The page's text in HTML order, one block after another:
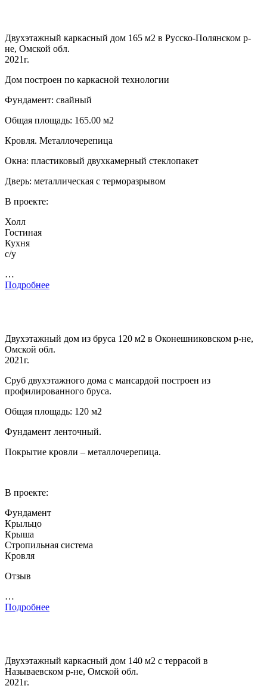
Двухэтажный каркасный дом 165 м2 в Русско-Полянском р-
не, Омской обл.
2021г.
Дом построен по каркасной технологии
Фундамент: свайный
Общая площадь: 165.00 м2
Кровля. Металлочерепица
Окна: пластиковый двухкамерный стеклопакет
Дверь: металлическая с терморазрывом
В проекте:
Холл
Гостиная
Кухня
с/у
…
Подробнее
Двухэтажный дом из бруса 120 м2 в Оконешниковском р-не,
Омской обл.
2021г.
Сруб двухэтажного дома с мансардой построен из
профилированного бруса.
Общая площадь: 120 м2
Фундамент ленточный.
Покрытие кровли – металлочерепица.
В проекте:
Фундамент
Крыльцо
Крыша
Стропильная система
Кровля
Отзыв
…
Подробнее
Двухэтажный каркасный дом 140 м2 с террасой в
Называевском р-не, Омской обл.
2021г.